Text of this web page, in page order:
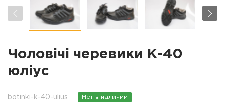
Чоловічі черевики К-40
юліус
botinki-k-40-ulius Нет в наличии